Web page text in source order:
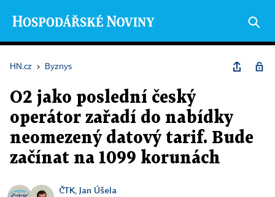
HN.cz › Byznys
O2 jako poslední český
operátor zařadí do nabídky
neomezený datový tarif. Bude
začínat na 1099 korunách
ČTK, Jan Úšela